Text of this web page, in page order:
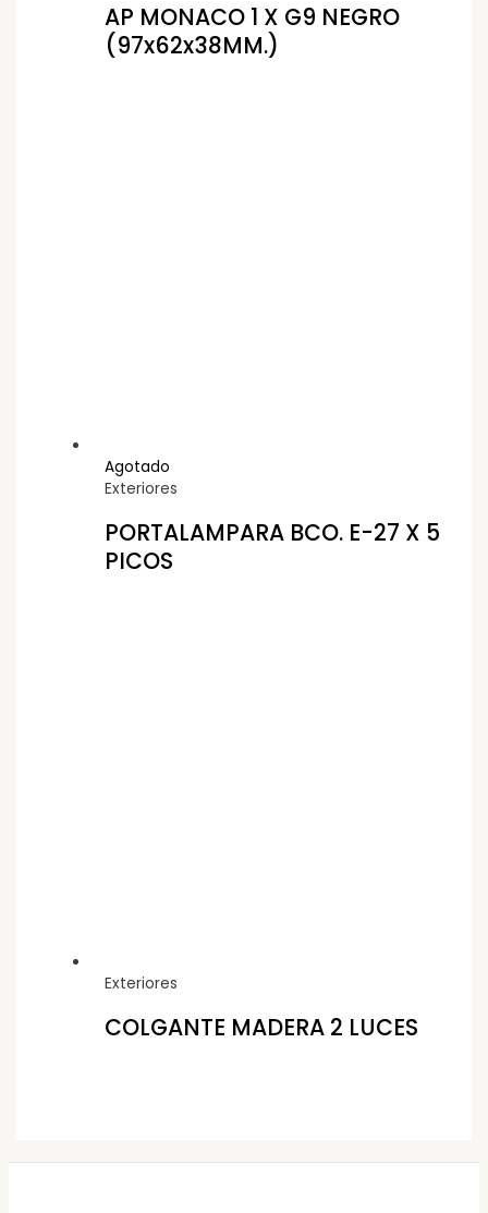
AP MONACO 1 X G9 NEGRO
(97x62x38MM.)
Agotado
Exteriores
PORTALAMPARA BCO. E-27 X 5
PICOS
Exteriores
COLGANTE MADERA 2 LUCES